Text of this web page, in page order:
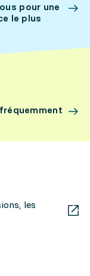
pour une
le plus
les